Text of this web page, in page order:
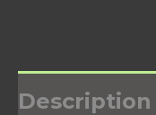
Description